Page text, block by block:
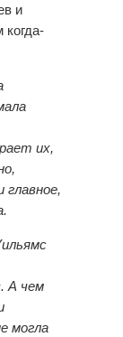
и
их,
А чем
могла